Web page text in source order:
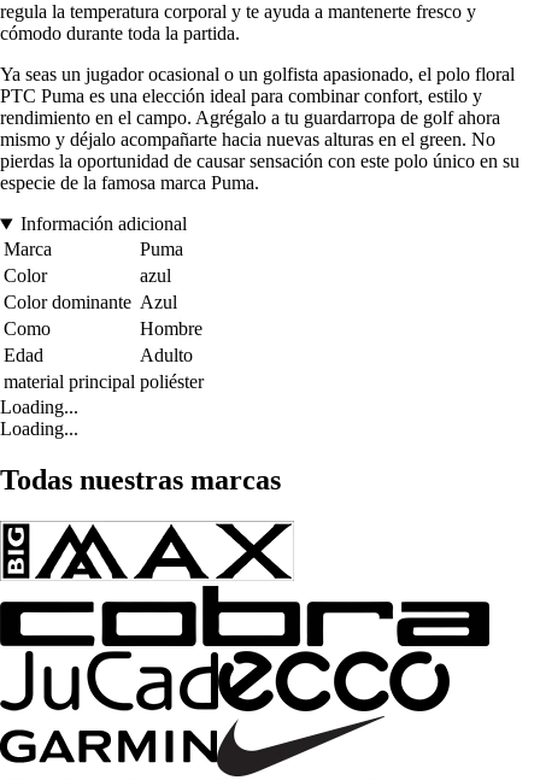
regula la temperatura corporal y te ayuda a mantenerte fresco y
cómodo durante toda la partida.
Ya seas un jugador ocasional o un golfista apasionado, el polo floral
PTC Puma es una elección ideal para combinar confort, estilo y
rendimiento en el campo. Agrégalo a tu guardarropa de golf ahora
mismo y déjalo acompañarte hacia nuevas alturas en el green. No
pierdas la oportunidad de causar sensación con este polo único en su
especie de la famosa marca Puma.
Información adicional
Marca
Puma
Color
azul
Color dominante Azul
Como
Hombre
Edad
Adulto
material principal poliéster
Loading...
Loading...
Todas nuestras marcas